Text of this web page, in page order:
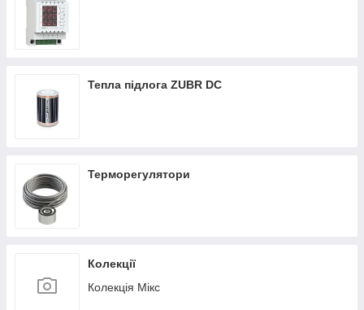
Тепла підлога ZUBR DC
Терморегулятори
Колекції
Колекція Мікс